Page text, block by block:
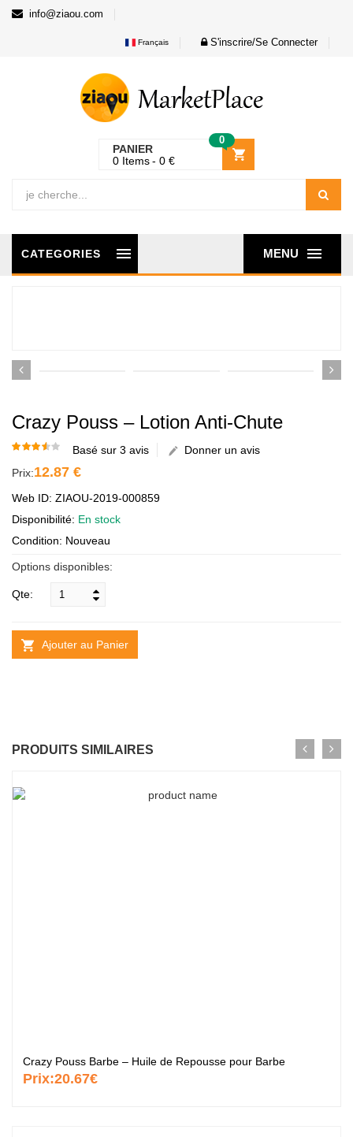
info@ziaou.com
Français S'inscrire/Se Connecter
PANIER
0
0 Items 0 €
MENU
CATEGORIES
Crazy Pouss – Lotion Anti-Chute
Basé sur 3 avis
Donner un avis
Prix:12.87 €
Web ID: ZIAOU-2019-000859
Disponibilité: En stock
Condition: Nouveau
Options disponibles:
Qte:
Ajouter au Panier
PRODUITS SIMILAIRES
Crazy Pouss Barbe – Huile de Repousse pour Barbe
Prix:20.67€